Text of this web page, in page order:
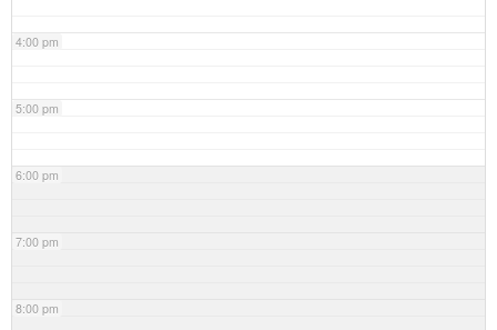
4:00 pm
5:00 pm
6:00 pm
7:00 pm
8:00 pm